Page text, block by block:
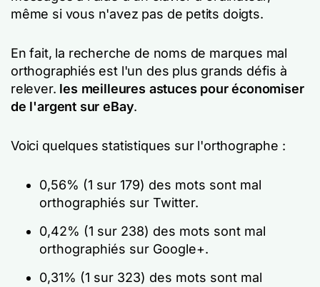
même si vous n'avez pas de petits doigts.
En fait, la recherche de noms de marques mal
orthographiés est l'un des plus grands défis à
relever. les meilleures astuces pour économiser
de l'argent sur eBay.
Voici quelques statistiques sur l'orthographe :
0,56% (1 sur 179) des mots sont mal
orthographiés sur Twitter.
0,42% (1 sur 238) des mots sont mal
orthographiés sur Google+.
0,31% (1 sur 323) des mots sont mal